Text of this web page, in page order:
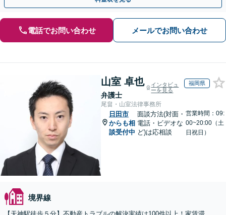
電話でお問い合わせ メールでお問い合わせ
山室 卓也
弁護士
インタビュ
ーを見る
福岡県
尾畠・山室法律事務所
日田市
からも相
談受付中
面談方法(対面・
電話・ビデオな
ど)は応相談
営業時間：09:
00~20:00（土
日祝日）
境界線